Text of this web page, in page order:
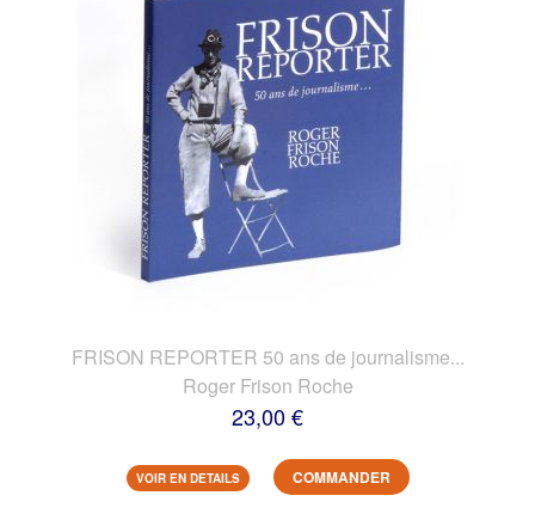
FRISON REPORTER 50 ans de journalisme...
Roger Frison Roche
23,00 €
VOIR EN DETAILS COMMANDER